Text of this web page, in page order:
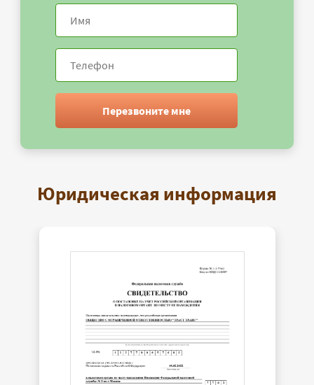
Перезвоните мне
Юридическая информация